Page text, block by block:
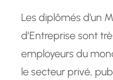
Les diplômés d’un
d’Entreprise sont
employeurs du
le secteur privé,